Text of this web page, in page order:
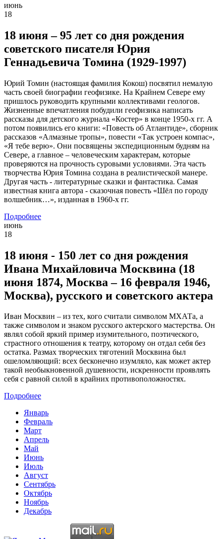
июнь
18
18 июня – 95 лет со дня рождения
советского писателя Юрия
Геннадьевича Томина (1929-1997)
Юрий Томин (настоящая фамилия Кокош) посвятил немалую
часть своей биографии геофизике. На Крайнем Севере ему
пришлось руководить крупными коллективами геологов.
Жизненные впечатления побудили геофизика написать
рассказы для детского журнала «Костер» в конце 1950-х гг. А
потом появились его книги: «Повесть об Атлантиде», сборник
рассказов «Алмазные тропы», повести «Так устроен компас»,
«Я тебе верю». Они посвящены экспедиционным будням на
Севере, а главное – человеческим характерам, которые
проверяются на прочность суровыми условиями. Эта часть
творчества Юрия Томина создана в реалистической манере.
Другая часть - литературные сказки и фантастика. Самая
известная книга автора - сказочная повесть «Шёл по городу
волшебник…», изданная в 1960-х гг.
Подробнее
июнь
18
18 июня - 150 лет со дня рождения
Ивана Михайловича Москвина (18
июня 1874, Москва – 16 февраля 1946,
Москва), русского и советского актера
Иван Москвин – из тех, кого считали символом МХАТа, а
также символом и знаком русского актерского мастерства. Он
являл собой яркий пример изумительного, поэтического,
страстного отношения к театру, которому он отдал себя без
остатка. Размах творческих тяготений Москвина был
ошеломляющий: всех бесконечно изумляло, как может актер
такой необыкновенной душевности, искренности проявлять
себя с равной силой в крайних противоположностях.
Подробнее
Январь
Февраль
Март
Апрель
Май
Июнь
Июль
Август
Сентябрь
Октябрь
Ноябрь
Декабрь